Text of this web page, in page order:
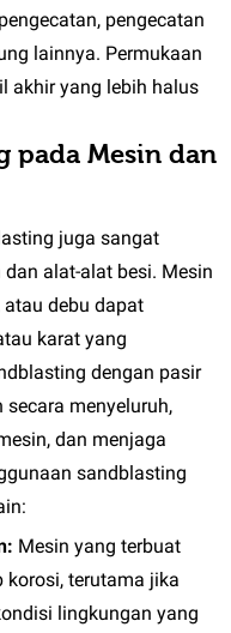
pengecatan
lainnya. Permukaan
akhir yang lebih halus
pada Mesin dan
juga sangat
alat-alat besi. Mesin
debu dapat
karat yang
dengan pasir
menyeluruh,
dan menjaga
sandblasting
Mesin yang terbuat
korosi, terutama jika
lingkungan yang